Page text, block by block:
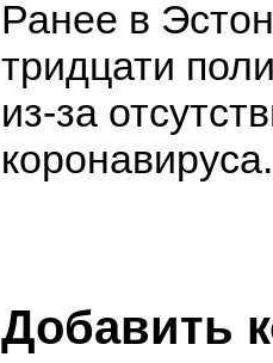
Ранее в
тридцати
из-за
коронавируса.
Добавить